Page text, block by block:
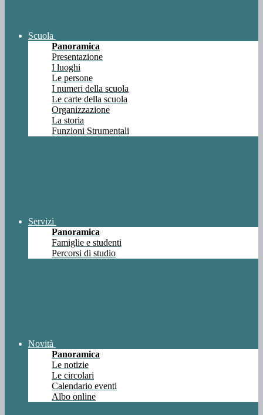
Scuola
Panoramica
Presentazione
I luoghi
Le persone
I numeri della scuola
Le carte della scuola
Organizzazione
La storia
Funzioni Strumentali
Servizi
Panoramica
Famiglie e studenti
Percorsi di studio
Novità
Panoramica
Le notizie
Le circolari
Calendario eventi
Albo online